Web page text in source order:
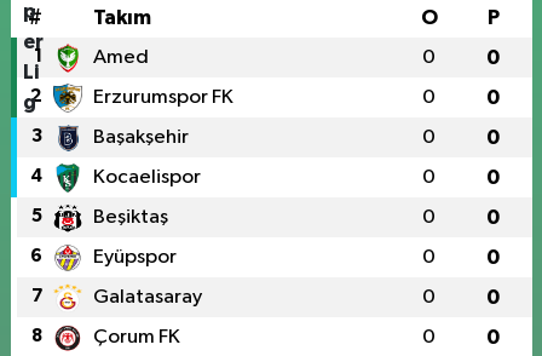
# Takım O P
1 Amed 0 0
2 Erzurumspor FK 0 0
3 Başakşehir 0 0
4 Kocaelispor 0 0
5 Beşiktaş 0 0
6 Eyüpspor 0 0
7 Galatasaray 0 0
8 Çorum FK 0 0